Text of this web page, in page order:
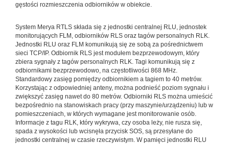
gęstości rozmieszczenia odbiorników w obiekcie.
System Merya RTLS składa się z jednostki centralnej RLU, jednostek
monitorujących FLM, odbiorników RLS oraz tagów personalnych RLK.
Jednostki RLU oraz FLM komunikują się ze sobą za pośrednictwem
sieci TCP/IP. Odbiornik RLS jest modułem bezprzewodowym, który
zbiera sygnały z tagów personalnych RLK. Tagi komunikują się z
odbiornikami bezprzewodowo, na częstotliwości 868 MHz.
Standardowy zasięg pomiędzy odbiornikiem a tagiem to 40 metrów.
Korzystając z odpowiedniej anteny, można podnieść poziom sygnału i
zwiększyć zasięg nawet do 80 metrów. Odbiorniki RLS można umieścić
bezpośrednio na stanowiskach pracy (przy maszynie/urządzeniu) lub w
pomieszczeniach, w których wymagane jest monitorowanie osób.
Informacje z tagu RLK, który wykrywa, czy osoba leży, nie rusza się,
spada z wysokości lub wcisnęła przycisk SOS, są przesyłane do
jednostki centralnej w czasie rzeczywistym. W pamięci jednostki RLU